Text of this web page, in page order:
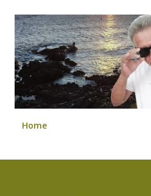
Pular para o
Home